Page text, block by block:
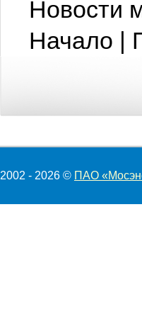
Новости
Начало |
2002 - 2026 © ПАО